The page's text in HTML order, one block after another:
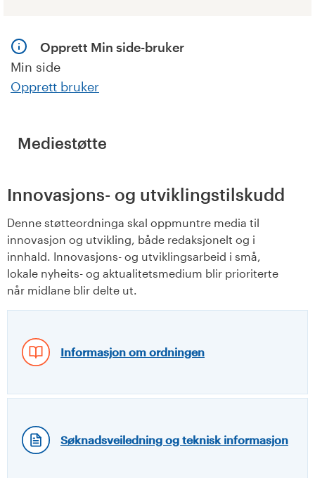
Opprett Min side-bruker
Min side
Opprett bruker
Mediestøtte
Innovasjons- og utviklingstilskudd
Denne støtteordninga skal oppmuntre media til
innovasjon og utvikling, både redaksjonelt og i
innhald. Innovasjons- og utviklingsarbeid i små,
lokale nyheits- og aktualitetsmedium blir prioriterte
når midlane blir delte ut.
Informasjon om ordningen
Søknadsveiledning og teknisk informasjon